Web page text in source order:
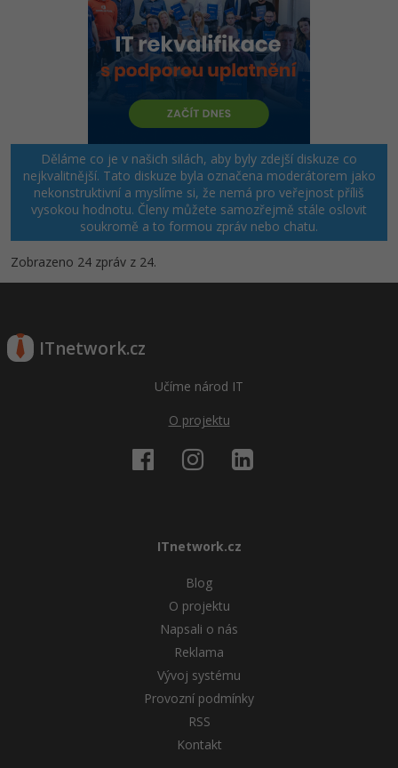
Děláme co je v našich silách, aby byly zdejší diskuze co
nejkvalitnější. Tato diskuze byla označena moderátorem jako
nekonstruktivní a myslíme si, že nemá pro veřejnost příliš
vysokou hodnotu. Členy můžete samozřejmě stále oslovit
soukromě a to formou zpráv nebo chatu.
Zobrazeno 24 zpráv z 24.
ITnetwork.cz
Učíme národ IT
O projektu
ITnetwork.cz
Blog
O projektu
Napsali o nás
Reklama
Vývoj systému
Provozní podmínky
RSS
Kontakt